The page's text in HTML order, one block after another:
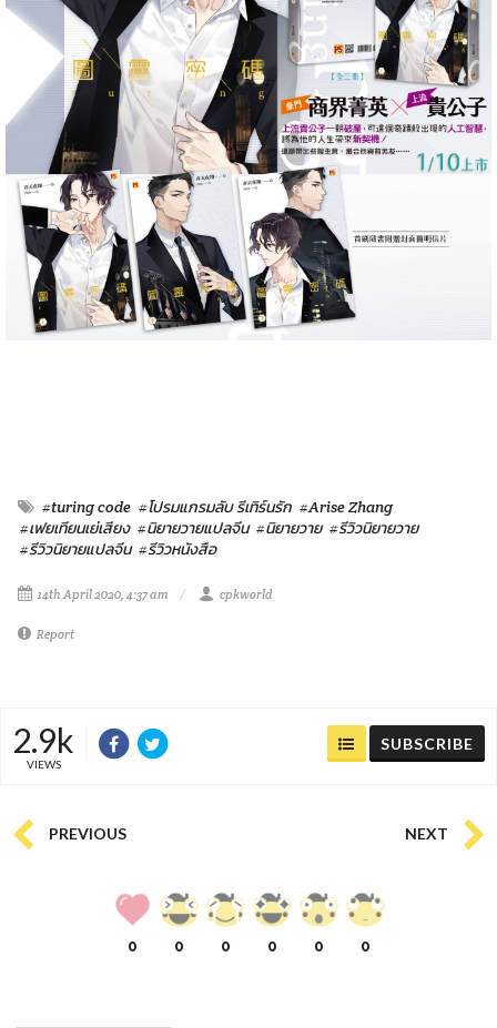
#turing code #โปรมแกรมลับ รีเทิร์นรัก #Arise Zhang
#เฟยเทียนเย่เสียง #นิยายวายแปลจีน #นิยายวาย #รีวิวนิยายวาย
#รีวิวนิยายแปลจีน #รีวิวหนังสือ
14th April 2020, 4:37 am cpkworld
Report
2.9k
VIEWS
SUBSCRIBE
PREVIOUS NEXT
0 0 0 0 0 0